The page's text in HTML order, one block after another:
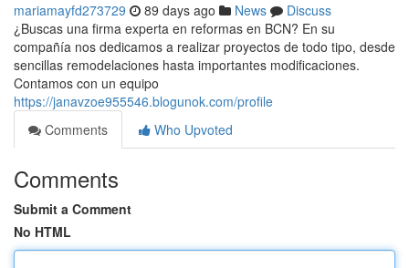
mariamayfd273729 89 days ago News
Discuss
¿Buscas una firma experta en reformas en BCN? En su
compañía nos dedicamos a realizar proyectos de todo tipo, desde
sencillas remodelaciones hasta importantes modificaciones.
Contamos con un equipo
https://janavzoe955546.blogunok.com/profile
Comments
Who Upvoted
Comments
Submit a Comment
No HTML